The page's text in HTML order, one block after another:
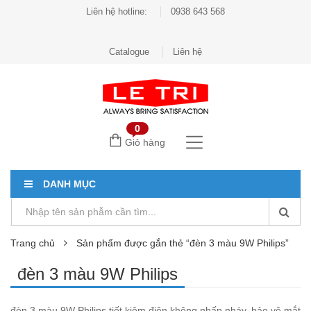
Liên hệ hotline: 0938 643 568
Catalogue Liên hệ
0
Giỏ hàng
DANH MỤC
Trang chủ Sản phẩm được gắn thẻ “đèn 3 màu 9W Philips”
đèn 3 màu 9W Philips